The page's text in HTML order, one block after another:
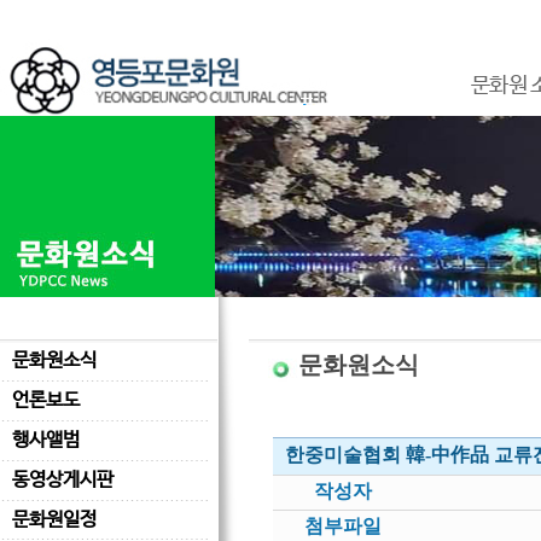
문화원
문화원소식
언론보도
행사앨범
동영상게시판
문화원일정
문화원소식
한중미술협회 韓-中作品 교류
작성자
첨부파일